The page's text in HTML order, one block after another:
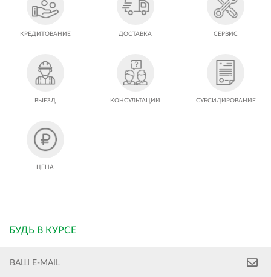
КРЕДИТОВАНИЕ ДОСТАВКА СЕРВИС
ВЫЕЗД КОНСУЛЬТАЦИИ СУБСИДИРОВАНИЕ
ЦЕНА
БУДЬ В КУРСЕ